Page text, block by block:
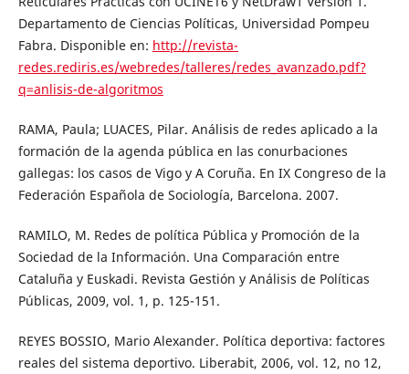
Departamento de Ciencias Políticas, Universidad Pompeu
Fabra. Disponible en: http://revista-
redes.rediris.es/webredes/talleres/redes_avanzado.pdf?
q=anlisis-de-algoritmos
RAMA, Paula; LUACES, Pilar. Análisis de redes aplicado a la
formación de la agenda pública en las conurbaciones
gallegas: los casos de Vigo y A Coruña. En IX Congreso de la
Federación Española de Sociología, Barcelona. 2007.
RAMILO, M. Redes de política Pública y Promoción de la
Sociedad de la Información. Una Comparación entre
Cataluña y Euskadi. Revista Gestión y Análisis de Políticas
Públicas, 2009, vol. 1, p. 125-151.
REYES BOSSIO, Mario Alexander. Política deportiva: factores
reales del sistema deportivo. Liberabit, 2006, vol. 12, no 12,